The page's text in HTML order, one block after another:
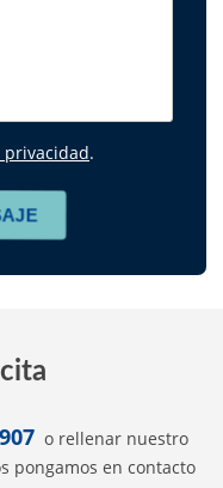
.
o rellenar nuestro
pongamos en contacto